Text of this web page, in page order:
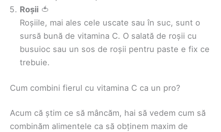
Roșii 🍅
Roșiile, mai ales cele uscate sau în suc, sunt o
sursă bună de vitamina C. O salată de roșii cu
busuioc sau un sos de roșii pentru paste e fix ce
trebuie.
Cum combini fierul cu vitamina C ca un pro?
Acum că știm ce să mâncăm, hai să vedem cum să
combinăm alimentele ca să obținem maxim de